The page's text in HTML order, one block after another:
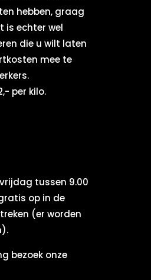
hebben, graag
is echter wel
die u wilt laten
mee te
per kilo.
tussen 9.00
op in de
(er worden
bezoek onze